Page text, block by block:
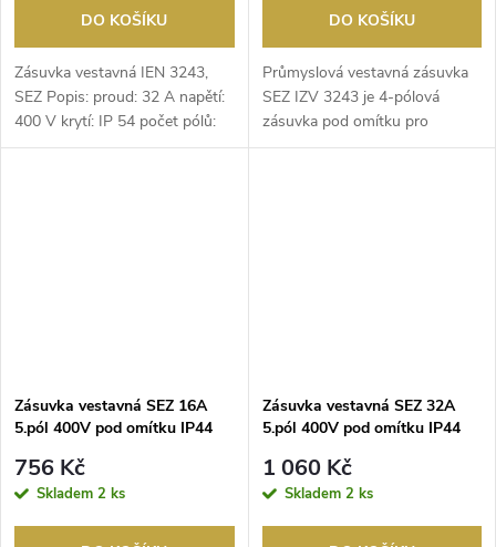
DO KOŠÍKU
Zásuvka vestavná IEN 3243,
SEZ Popis: proud: 32 A napětí:
400 V krytí: IP 54 počet pólů:
4p. natočen...
DO KOŠÍKU
Průmyslová vestavná zásuvka
SEZ IZV 3243 je 4-pólová
zásuvka pod omítku pro
jmenovité napětí 400 V s...
Zásuvka vestavná SEZ 16A
5.pól 400V pod omítku IP44
756 Kč
Skladem 2 ks
Zásuvka vestavná SEZ 32A
5.pól 400V pod omítku IP44
1 060 Kč
Skladem 2 ks